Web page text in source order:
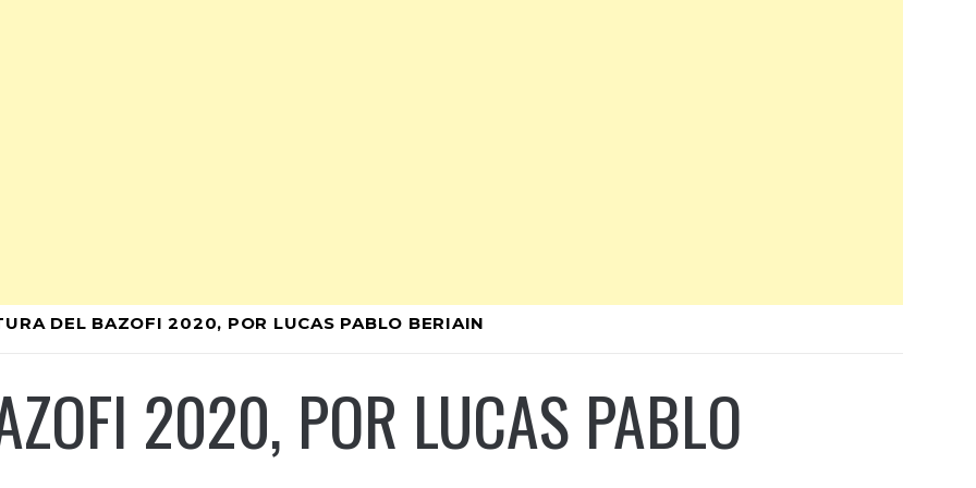
DEL BAZOFI 2020, POR LUCAS PABLO BERIAIN
2020, POR LUCAS PABLO